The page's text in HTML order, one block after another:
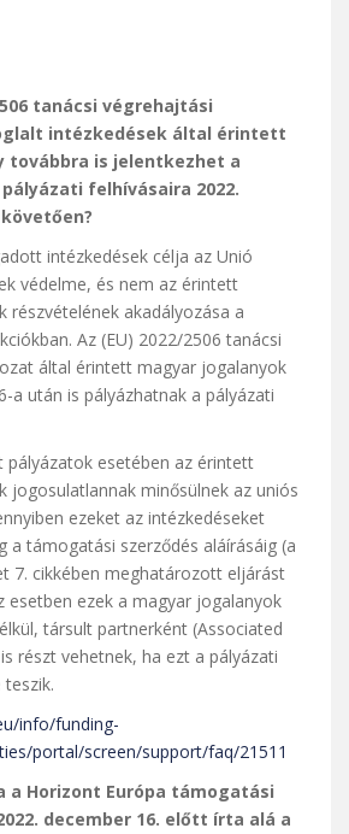
tanácsi végrehajtási
intézkedések által érintett
továbbra is jelentkezhet a
felhívásaira 2022.
intézkedések célja az Unió
védelme, és nem az érintett
részvételének akadályozása a
Az (EU) 2022/2506 tanácsi
által érintett magyar jogalanyok
a után is pályázhatnak a pályázati
pályázatok esetében az érintett
jogosulatlannak minősülnek az uniós
ezeket az intézkedéseket
a támogatási szerződés aláírásáig (a
7. cikkében meghatározott eljárást
esetben ezek a magyar jogalanyok
társult partnerként (Associated
részt vehetnek, ha ezt a pályázati
info/funding-
portal/screen/support/faq/21511
a Horizont Európa támogatási
december 16. előtt írta alá a